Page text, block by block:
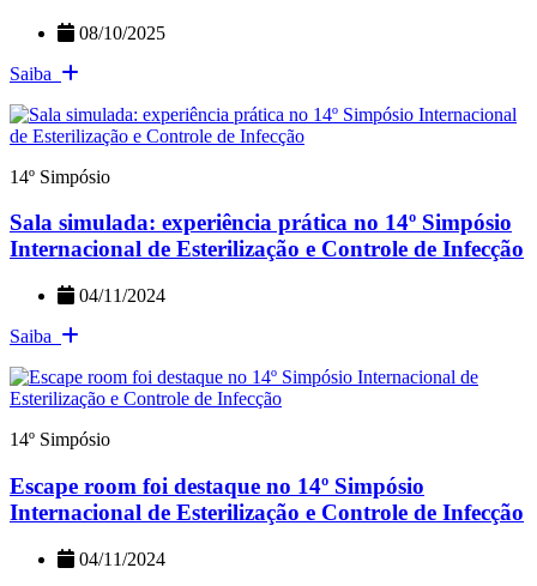
08/10/2025
Saiba
14º Simpósio
Sala simulada: experiência prática no 14º Simpósio
Internacional de Esterilização e Controle de Infecção
04/11/2024
Saiba
14º Simpósio
Escape room foi destaque no 14º Simpósio
Internacional de Esterilização e Controle de Infecção
04/11/2024